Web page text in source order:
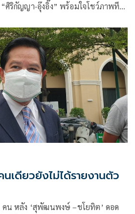
ศิริกัญญา-อุ๊งอิ๊ง” พร้อมใจโชว์ภาพทีม
เดียวยังไม่ได้รายงานตัว
คน หลัง ‘สุพัฒนพงษ์ –ชโยทิต’ ดอด